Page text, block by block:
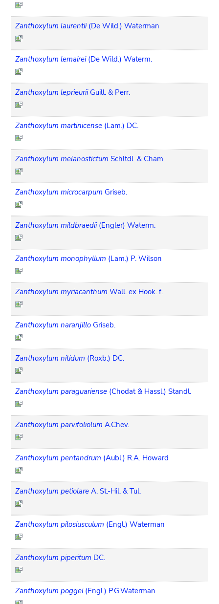
Zanthoxylum laurentii (De Wild.) Waterman
Zanthoxylum lemairei (De Wild.) Waterm.
Zanthoxylum leprieurii Guill. & Perr.
Zanthoxylum martinicense (Lam.) DC.
Zanthoxylum melanostictum Schltdl. & Cham.
Zanthoxylum microcarpum Griseb.
Zanthoxylum mildbraedii (Engler) Waterm.
Zanthoxylum monophyllum (Lam.) P. Wilson
Zanthoxylum myriacanthum Wall. ex Hook. f.
Zanthoxylum naranjillo Griseb.
Zanthoxylum nitidum (Roxb.) DC.
Zanthoxylum paraguariense (Chodat & Hassl.) Standl.
Zanthoxylum parvifoliolum A.Chev.
Zanthoxylum pentandrum (Aubl.) R.A. Howard
Zanthoxylum petiolare A. St.-Hil. & Tul.
Zanthoxylum pilosiusculum (Engl.) Waterman
Zanthoxylum piperitum DC.
Zanthoxylum poggei (Engl.) P.G.Waterman